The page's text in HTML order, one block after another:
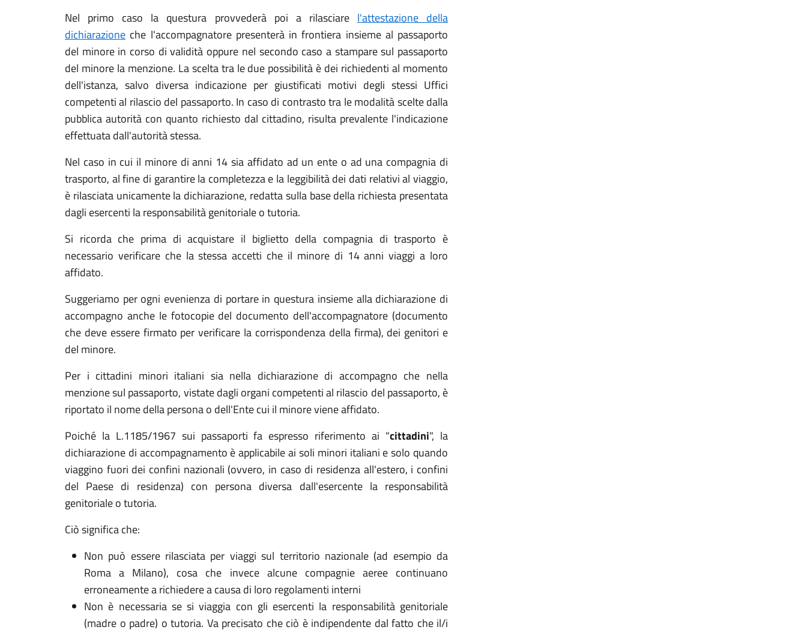
Nel primo caso la questura provvederà poi a rilasciare l'attestazione della
dichiarazione che l'accompagnatore presenterà in frontiera insieme al passaporto
del minore in corso di validità oppure nel secondo caso a stampare sul passaporto
del minore la menzione. La scelta tra le due possibilità è dei richiedenti al momento
dell'istanza, salvo diversa indicazione per giustificati motivi degli stessi Uffici
competenti al rilascio del passaporto. In caso di contrasto tra le modalità scelte dalla
pubblica autorità con quanto richiesto dal cittadino, risulta prevalente l'indicazione
effettuata dall'autorità stessa.
Nel caso in cui il minore di anni 14 sia affidato ad un ente o ad una compagnia di
trasporto, al fine di garantire la completezza e la leggibilità dei dati relativi al viaggio,
è rilasciata unicamente la dichiarazione, redatta sulla base della richiesta presentata
dagli esercenti la responsabilità genitoriale o tutoria.
Si ricorda che prima di acquistare il biglietto della compagnia di trasporto è
necessario verificare che la stessa accetti che il minore di 14 anni viaggi a loro
affidato.
Suggeriamo per ogni evenienza di portare in questura insieme alla dichiarazione di
accompagno anche le fotocopie del documento dell'accompagnatore (documento
che deve essere firmato per verificare la corrispondenza della firma), dei genitori e
del minore.
Per i cittadini minori italiani sia nella dichiarazione di accompagno che nella
menzione sul passaporto, vistate dagli organi competenti al rilascio del passaporto, è
riportato il nome della persona o dell'Ente cui il minore viene affidato.
Poiché la L.1185/1967 sui passaporti fa espresso riferimento ai "cittadini", la
dichiarazione di accompagnamento è applicabile ai soli minori italiani e solo quando
viaggino fuori dei confini nazionali (ovvero, in caso di residenza all'estero, i confini
del Paese di residenza) con persona diversa dall'esercente la responsabilità
genitoriale o tutoria.
Ciò significa che:
Non può essere rilasciata per viaggi sul territorio nazionale (ad esempio da
Roma a Milano), cosa che invece alcune compagnie aeree continuano
erroneamente a richiedere a causa di loro regolamenti interni
Non è necessaria se si viaggia con gli esercenti la responsabilità genitoriale
(madre o padre) o tutoria. Va precisato che ciò è indipendente dal fatto che il/i